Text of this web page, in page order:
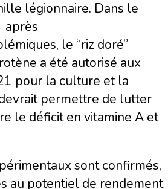
légionnaire. Dans le
après
le “riz doré”
a été autorisé aux
pour la culture et la
permettre de lutter
le déficit en vitamine A et
sont confirmés,
au potentiel de rendement